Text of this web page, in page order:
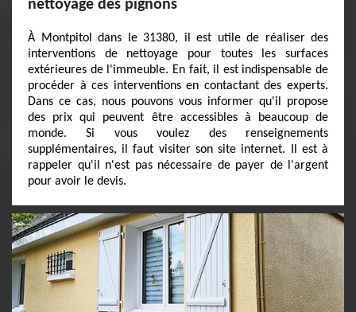
nettoyage des pignons
À Montpitol dans le 31380, il est utile de réaliser des
interventions de nettoyage pour toutes les surfaces
extérieures de l'immeuble. En fait, il est indispensable de
procéder à ces interventions en contactant des experts.
Dans ce cas, nous pouvons vous informer qu'il propose
des prix qui peuvent être accessibles à beaucoup de
monde. Si vous voulez des renseignements
supplémentaires, il faut visiter son site internet. Il est à
rappeler qu'il n'est pas nécessaire de payer de l'argent
pour avoir le devis.